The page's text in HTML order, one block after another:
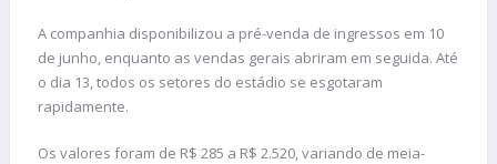
A companhia disponibilizou a pré-venda de ingressos em 10
de junho, enquanto as vendas gerais abriram em seguida. Até
o dia 13, todos os setores do estádio se esgotaram
rapidamente.
Os valores foram de R$ 285 a R$ 2.520, variando de meia-